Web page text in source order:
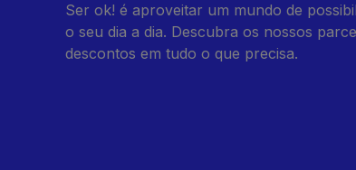
Ser ok! é aproveitar um mundo de
o seu dia a dia. Descubra os nossos
descontos em tudo o que precisa.